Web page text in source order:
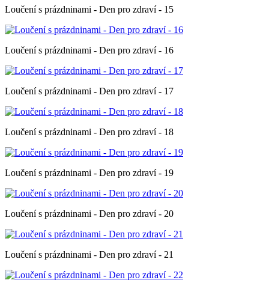
Loučení s prázdninami - Den pro zdraví - 15
Loučení s prázdninami - Den pro zdraví - 16
Loučení s prázdninami - Den pro zdraví - 17
Loučení s prázdninami - Den pro zdraví - 18
Loučení s prázdninami - Den pro zdraví - 19
Loučení s prázdninami - Den pro zdraví - 20
Loučení s prázdninami - Den pro zdraví - 21